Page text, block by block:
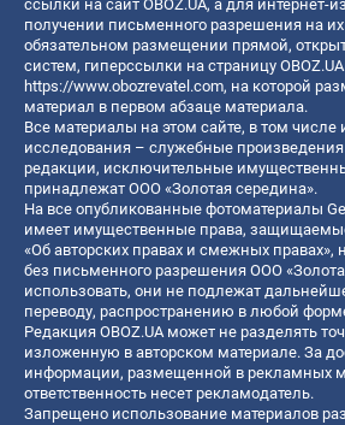
ссылки на сайт OBOZ.UA, а для интернет-
получении письменного разрешения на
обязательном размещении прямой,
систем, гиперссылки на страницу
https://www.obozrevatel.com, на которой
материал в первом абзаце материала.
Все материалы на этом сайте, в том числе
исследования – служебные
редакции, исключительные
принадлежат ООО «Золотая середина».
На все опубликованные фотоматериалы
имеет имущественные права,
«Об авторских правах и смежных правах»,
без письменного разрешения ООО
использовать, они не подлежат
переводу, распространению в любой
Редакция OBOZ.UA может не разделять
изложенную в авторском материале. За
информации, размещенной в рекламных
ответственность несет рекламодатель.
Запрещено использование материалов